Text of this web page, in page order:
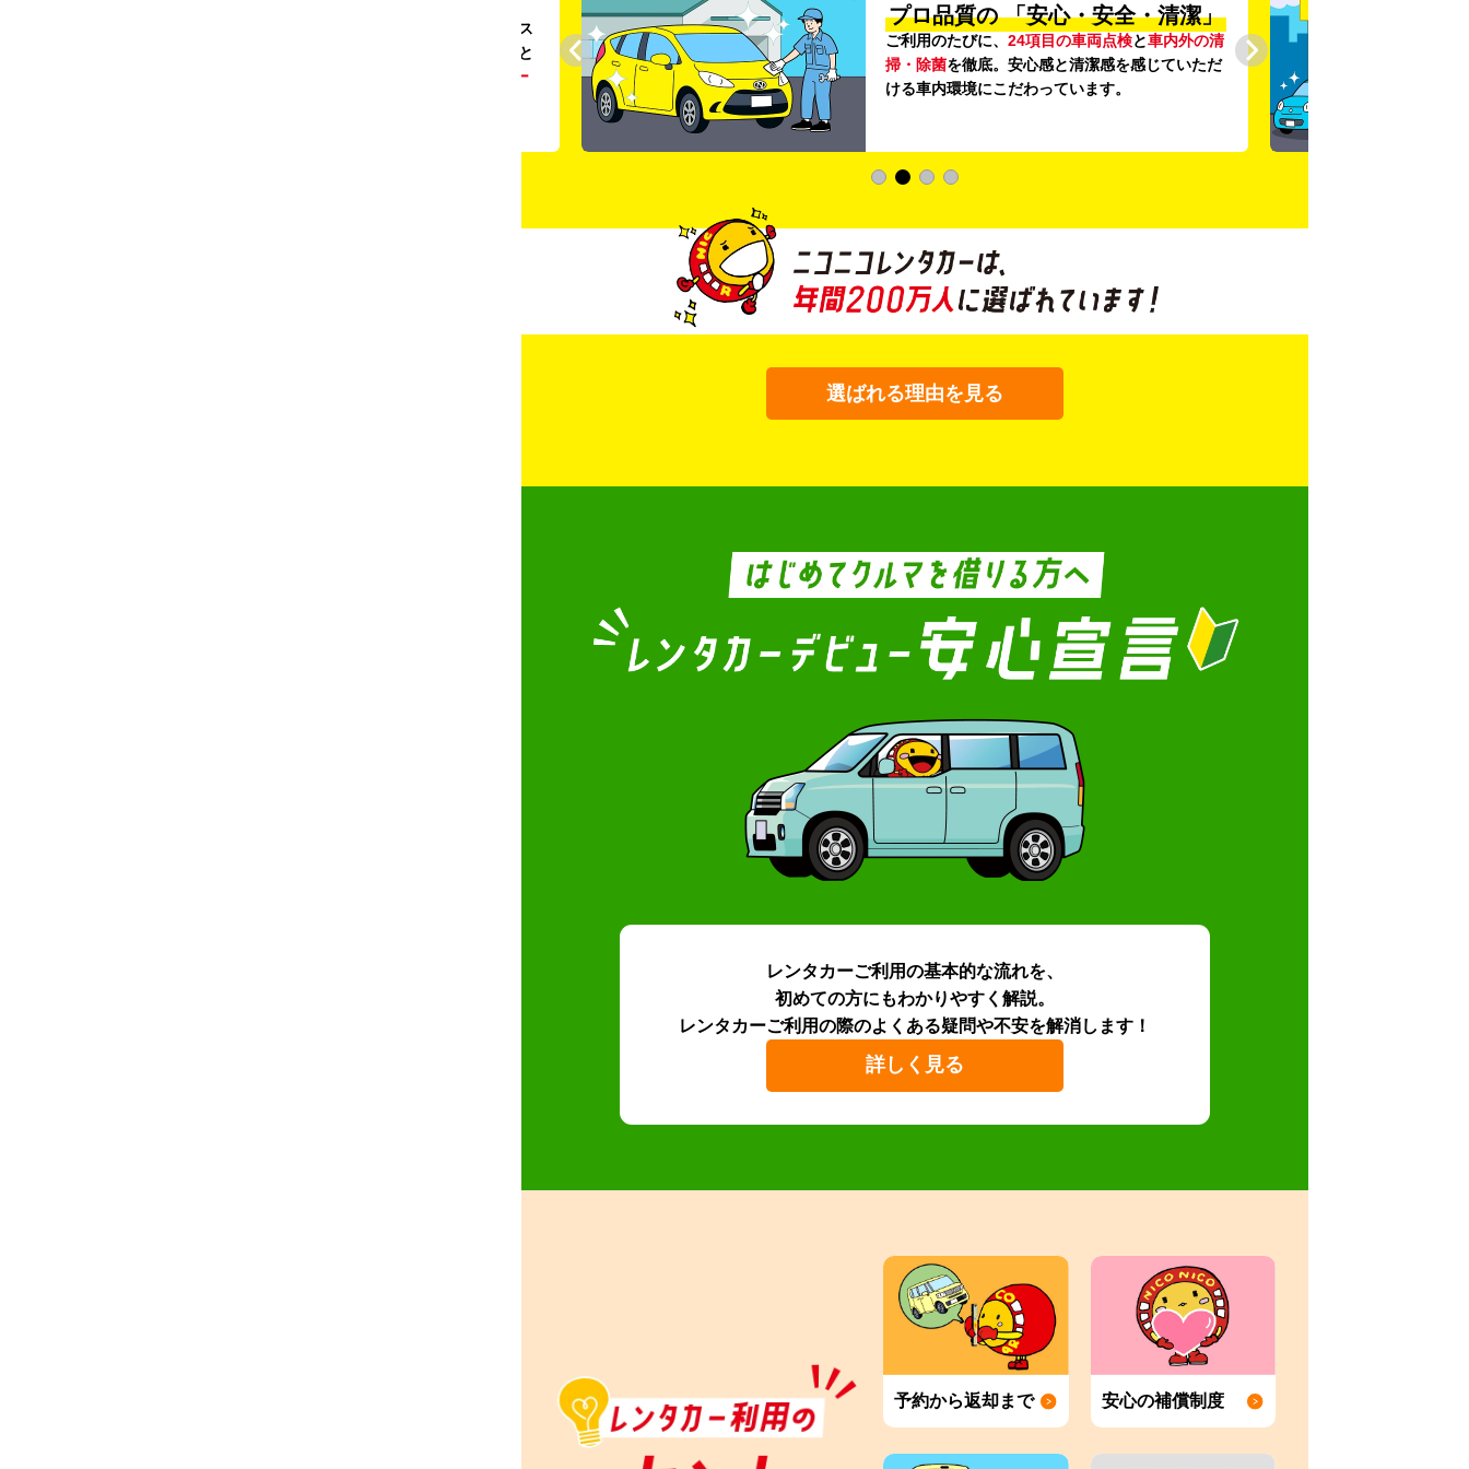
。ガソリンス
タンドや整備工場の既存インフラを活用すること
リー
プロ品質の 「安心・安全・清潔」
ご利用のたびに、 24項目の車両点検と車内外の清
掃・除菌を徹底。安心感と清潔感を感じていただ
ける車内環境にこだわっています。
選ばれる理由を見る
レンタカーご利用の基本的な流れを、
初めての方にもわかりやすく解説。
レンタカーご利用の際のよくある疑問や不安を解消します！
詳しく見る
予約から返却まで 安心の補償制度